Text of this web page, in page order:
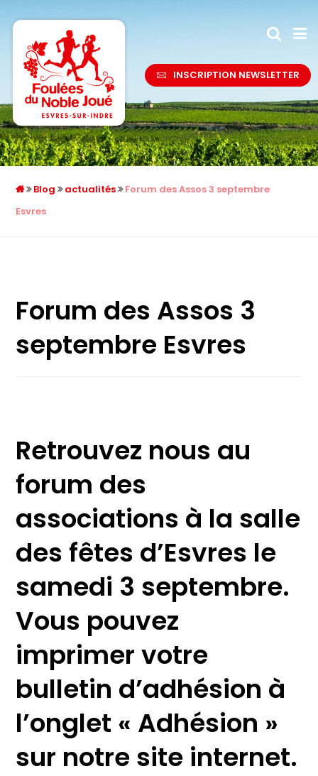
INSCRIPTION NEWSLETTER
Blog actualités
Forum des Assos 3 septembre
Esvres
Forum des Assos 3
septembre Esvres
Retrouvez nous au
forum des
associations à la salle
des fêtes d’Esvres le
samedi 3 septembre.
Vous pouvez
imprimer votre
bulletin d’adhésion à
l’onglet « Adhésion »
sur notre site internet.